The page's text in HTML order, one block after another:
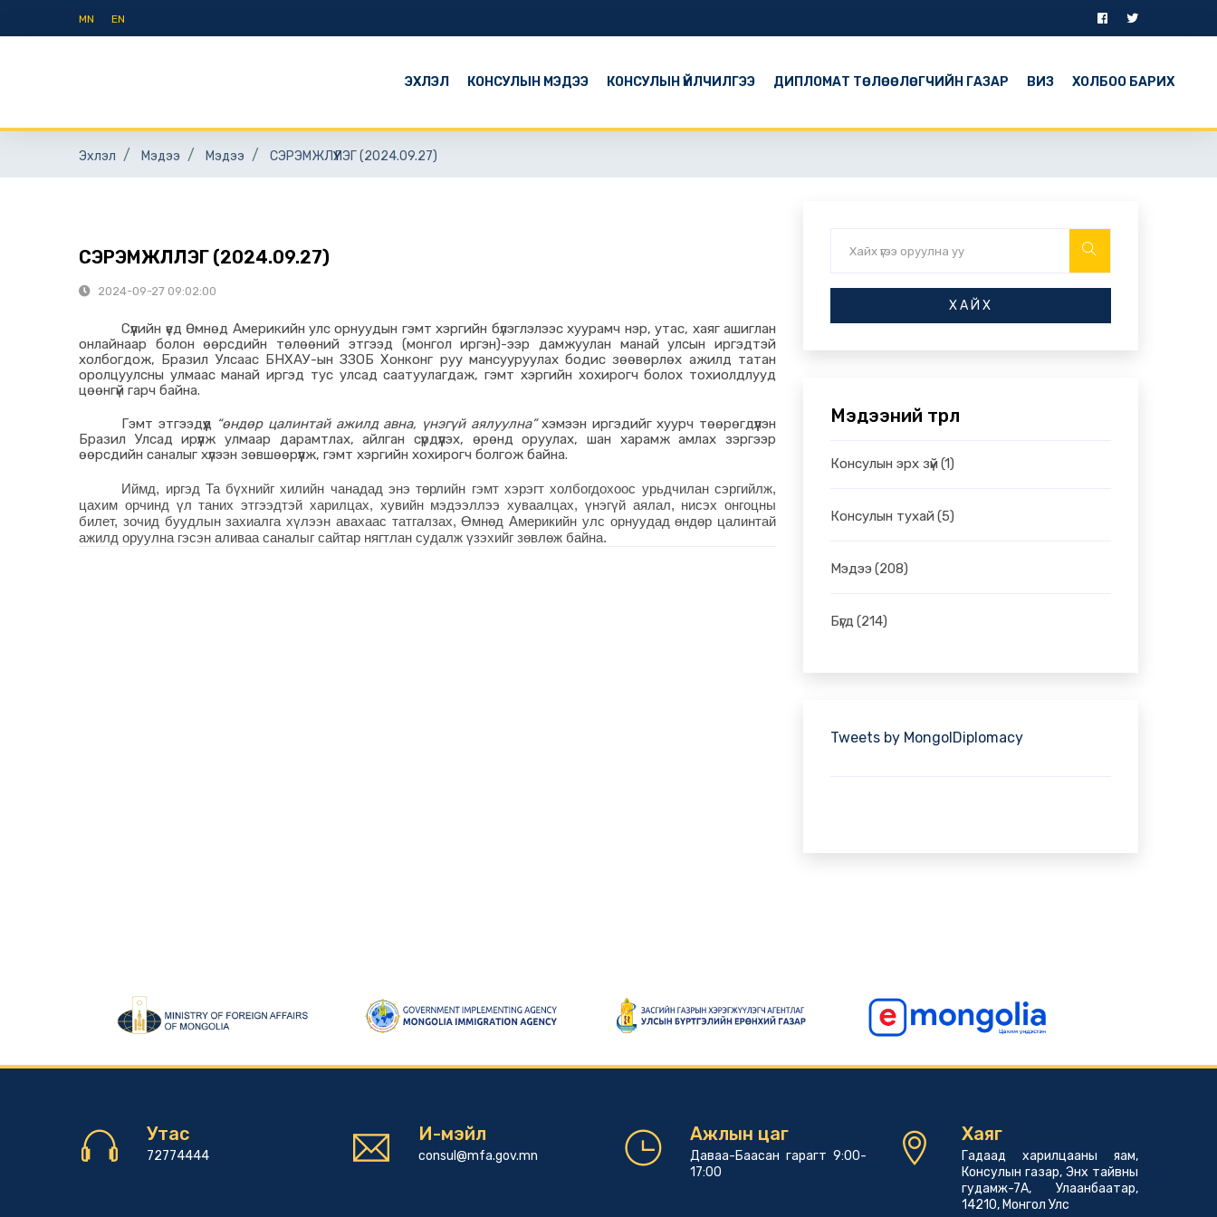
MN EN
ЭХЛЭЛ КОНСУЛЫН МЭДЭЭ КОНСУЛЫН ҮЙЛЧИЛГЭЭ ДИПЛОМАТ ТӨЛӨӨЛӨГЧИЙН ГАЗАР ВИЗ ХОЛБОО БАРИХ
Эхлэл Мэдээ Мэдээ СЭРЭМЖЛҮҮЛЭГ (2024.09.27)
СЭРЭМЖЛҮҮЛЭГ (2024.09.27)
2024-09-27 09:02:00
Сүүлийн үед Өмнөд Америкийн улс орнуудын гэмт хэргийн бүлэглэлээс хуурамч нэр, утас, хаяг ашиглан
онлайнаар болон өөрсдийн төлөөний этгээд (монгол иргэн)-ээр дамжуулан манай улсын иргэдтэй
холбогдож, Бразил Улсаас БНХАУ-ын ЗЗОБ Хонконг руу мансууруулах бодис зөөвөрлөх ажилд татан
оролцуулсны улмаас манай иргэд тус улсад саатуулагдаж, гэмт хэргийн хохирогч болох тохиолдлууд
цөөнгүй гарч байна.
Гэмт этгээдүүд “өндөр цалинтай ажилд авна, үнэгүй аялуулна”хэмээн иргэдийг хуурч төөрөгдүүлэн
Бразил Улсад ирүүлж улмаар дарамтлах, айлган сүрдүүлэх, өрөнд оруулах, шан харамж амлах зэргээр
өөрсдийн саналыг хүлээн зөвшөөрүүлж, гэмт хэргийн хохирогч болгож байна.
Иймд, иргэд Та бүхнийг хилийн чанадад энэ төрлийн гэмт хэрэгт холбогдохоос урьдчилан сэргийлж,
цахим орчинд үл таних этгээдтэй харилцах, хувийн мэдээллээ хуваалцах, үнэгүй аялал, нисэх онгоцны
билет, зочид буудлын захиалга хүлээн авахаас татгалзах, Өмнөд Америкийн улс орнуудад өндөр цалинтай
ажилд оруулна гэсэн аливаа саналыг сайтар нягтлан судалж үзэхийг зөвлөж байна.
ХАЙХ
Мэдээний төрөл
Консулын эрх зүй (1)
Консулын тухай (5)
Мэдээ (208)
Бүгд (214)
Tweets by MongolDiplomacy
Утас
72774444
И-мэйл
consul@mfa.gov.mn
Ажлын цаг
Даваа-Баасан гарагт 9:00-
17:00
Хаяг
Гадаад харилцааны яам,
Консулын газар, Энх тайвны
гудамж-7А, Улаанбаатар,
14210, Монгол Улс